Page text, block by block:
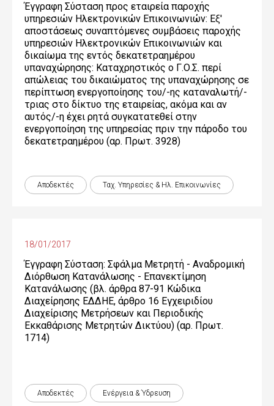
Έγγραφη Σύσταση προς εταιρεία παροχής
υπηρεσιών Ηλεκτρονικών Επικοινωνιών: Εξ'
αποστάσεως συναπτόμενες συμβάσεις παροχής
υπηρεσιών Ηλεκτρονικών Επικοινωνιών και
δικαίωμα της εντός δεκατετραημέρου
υπαναχώρησης: Καταχρηστικός ο Γ.Ο.Σ. περί
απώλειας του δικαιώματος της υπαναχώρησης σε
περίπτωση ενεργοποίησης του/-ης καταναλωτή/-
τριας στο δίκτυο της εταιρείας, ακόμα και αν
αυτός/-η έχει ρητά συγκατατεθεί στην
ενεργοποίηση της υπηρεσίας πριν την πάροδο του
δεκατετραημέρου (αρ. Πρωτ. 3928)
Αποδεκτές Ταχ. Υπηρεσίες & Ηλ. Επικοινωνίες
18/01/2017
Έγγραφη Σύσταση: Σφάλμα Μετρητή - Αναδρομική
Διόρθωση Κατανάλωσης - Επανεκτίμηση
Κατανάλωσης (βλ. άρθρα 87-91 Κώδικα
Διαχείρησης ΕΔΔΗΕ, άρθρο 16 Εγχειριδίου
Διαχείρισης Μετρήσεων και Περιοδικής
Εκκαθάρισης Μετρητών Δικτύου) (αρ. Πρωτ.
1714)
Αποδεκτές Ενέργεια & Ύδρευση